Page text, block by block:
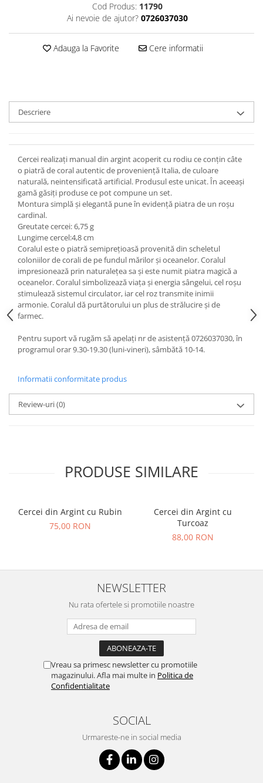
Cod Produs: 11790
Ai nevoie de ajutor? 0726037030
Adauga la Favorite Cere informatii
Descriere
Cercei realizați manual din argint acoperit cu rodiu ce conțin câte
o piatră de coral autentic de proveniență Italia, de culoare
naturală, neintensificată artificial. Produsul este unicat. În aceeași
gamă găsiți produse ce pot compune un set.
Montura simplă și elegantă pune în evidență piatra de un roșu
cardinal.
Greutate cercei: 6,75 g
Lungime cercel:4,8 cm
Coralul este o piatră semipreţioasă provenită din scheletul
coloniilor de corali de pe fundul mărilor și oceanelor. Coralul
impresionează prin naturalețea sa și este numit piatra magică a
oceanelor. Coralul simbolizează viața și energia sângelui, cel roșu
stimulează sistemul circulator, iar cel roz transmite inimii
armonie. Coralul dă purtătorului un plus de strălucire și de
farmec.
Pentru suport vă rugăm să apelați nr de asistență 0726037030, în
programul orar 9.30-19.30 (luni-vineri), sâmbătă 10-14.
Informatii conformitate produs
Review-uri(0)
PRODUSE SIMILARE
Cercei din Argint cu Rubin
75,00 RON
Cercei din Argint cu
Turcoaz
88,00 RON
NEWSLETTER
Nu rata ofertele si promotiile noastre
Vreau sa primesc newsletter cu promotiile
magazinului. Afla mai multe in Politica de
Confidentialitate
SOCIAL
Urmareste-ne in social media